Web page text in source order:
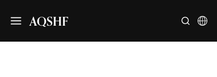
AQSHF